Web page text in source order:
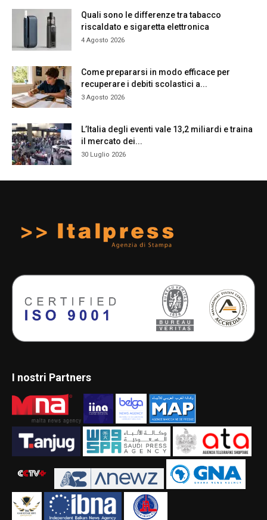
Quali sono le differenze tra tabacco
riscaldato e sigaretta elettronica
4 Agosto 2026
Come prepararsi in modo efficace per
recuperare i debiti scolastici a...
3 Agosto 2026
L’Italia degli eventi vale 13,2 miliardi e traina
il mercato dei...
30 Luglio 2026
I nostri Partners